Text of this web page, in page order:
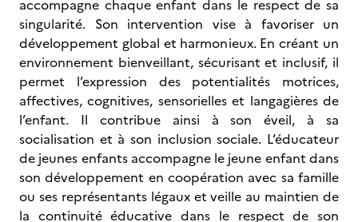
accompagne chaque enfant dans le respect de sa
singularité. Son intervention vise à favoriser un
développement global et harmonieux. En créant un
environnement bienveillant, sécurisant et inclusif, il
permet l’expression des potentialités motrices,
affectives, cognitives, sensorielles et langagières de
l’enfant. Il contribue ainsi à son éveil, à sa
socialisation et à son inclusion sociale. L’éducateur
de jeunes enfants accompagne le jeune enfant dans
son développement en coopération avec sa famille
ou ses représentants légaux et veille au maintien de
la continuité éducative dans le respect de son